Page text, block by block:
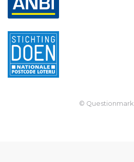
© Questionmark